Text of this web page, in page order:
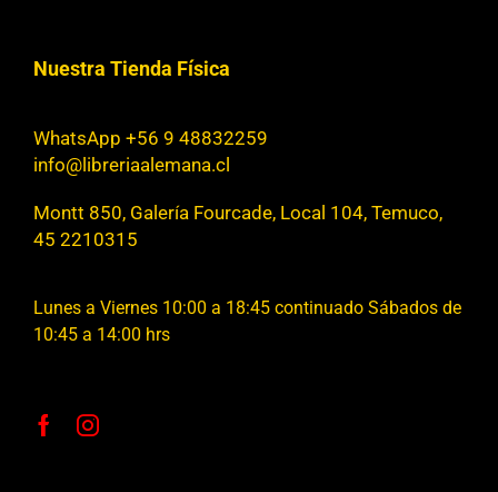
Nuestra Tienda Física
WhatsApp +56 9 48832259
info@libreriaalemana.cl
Montt 850, Galería Fourcade, Local 104, Temuco,
45 2210315
Lunes a Viernes 10:00 a 18:45 continuado Sábados de
10:45 a 14:00 hrs